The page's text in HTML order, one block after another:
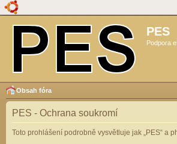
PES
Podpora
Obsah fóra
PES - Ochrana soukromí
Toto prohlášení podrobně vysvětluje jak „PES“ a